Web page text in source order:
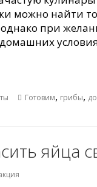
можно найти
при
Готовим, грибы,
яйца